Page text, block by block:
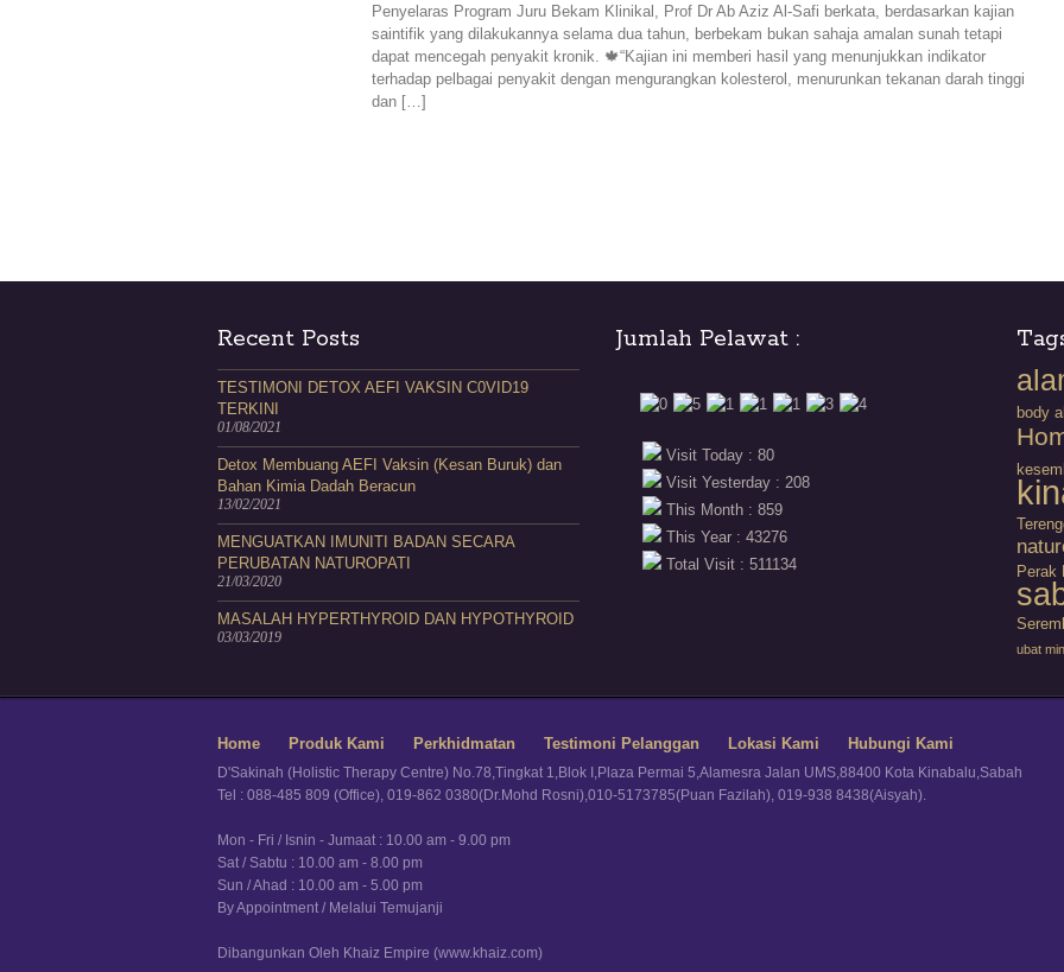
Penyelaras Program Juru Bekam Klinikal, Prof Dr Ab Aziz Al-Safi berkata, berdasarkan kajian
saintifik yang dilakukannya selama dua tahun, berbekam bukan sahaja amalan sunah tetapi
dapat mencegah penyakit kronik. 🍁“Kajian ini memberi hasil yang menunjukkan indikator
terhadap pelbagai penyakit dengan mengurangkan kolesterol, menurunkan tekanan darah tinggi
dan […]
Recent Posts
TESTIMONI DETOX AEFI VAKSIN C0VID19
TERKINI
01/08/2021
Detox Membuang AEFI Vaksin (Kesan Buruk) dan
Bahan Kimia Dadah Beracun
13/02/2021
MENGUATKAN IMUNITI BADAN SECARA
PERUBATAN NATUROPATI
21/03/2020
MASALAH HYPERTHYROID DAN HYPOTHYROID
03/03/2019
Jumlah Pelawat :
Visit Today : 80
Visit Yesterday : 208
This Month : 859
This Year : 43276
Total Visit : 511134
body
Perak
ubat
Home Produk Kami Perkhidmatan Testimoni Pelanggan Lokasi Kami Hubungi Kami
D'Sakinah (Holistic Therapy Centre) No.78,Tingkat 1,Blok I,Plaza Permai 5,Alamesra Jalan UMS,88400 Kota Kinabalu,Sabah
Tel : 088-485 809 (Office), 019-862 0380(Dr.Mohd Rosni),010-5173785(Puan Fazilah), 019-938 8438(Aisyah).
Mon - Fri / Isnin - Jumaat : 10.00 am - 9.00 pm
Sat / Sabtu : 10.00 am - 8.00 pm
Sun / Ahad : 10.00 am - 5.00 pm
By Appointment / Melalui Temujanji
Dibangunkan Oleh Khaiz Empire (www.khaiz.com)